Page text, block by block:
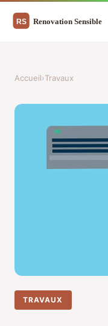
Accueil›Travaux
TRAVAUX